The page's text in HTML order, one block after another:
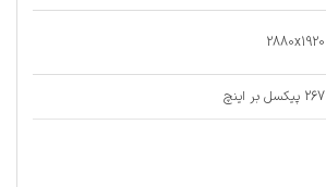
2880x1920
267 پیکسل بر اینچ